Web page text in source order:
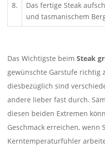
8.
Das fertige Steak
und tasmanischem
Das Wichtigste beim Steak
gewünschte Garstufe richtig
diesbezüglich sind
andere lieber fast durch.
diesen beiden Extremen
Geschmack erreichen, wenn
Kerntemperaturfühler